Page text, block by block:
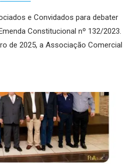
e Convidados para debater
Constitucional nº 132/2023.
de 2025, a Associação Comercial